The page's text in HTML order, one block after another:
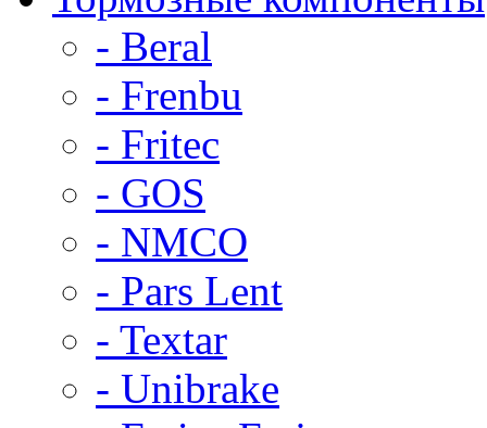
- Beral
- Frenbu
- Fritec
- GOS
- NMCO
- Pars Lent
- Textar
- Unibrake